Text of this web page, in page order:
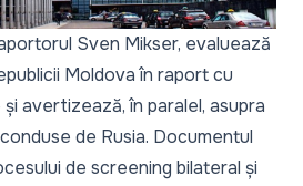
Sven Mikser, evaluează
Moldova în raport cu
avertizează, în paralel, asupra
de Rusia. Documentul
de screening bilateral și